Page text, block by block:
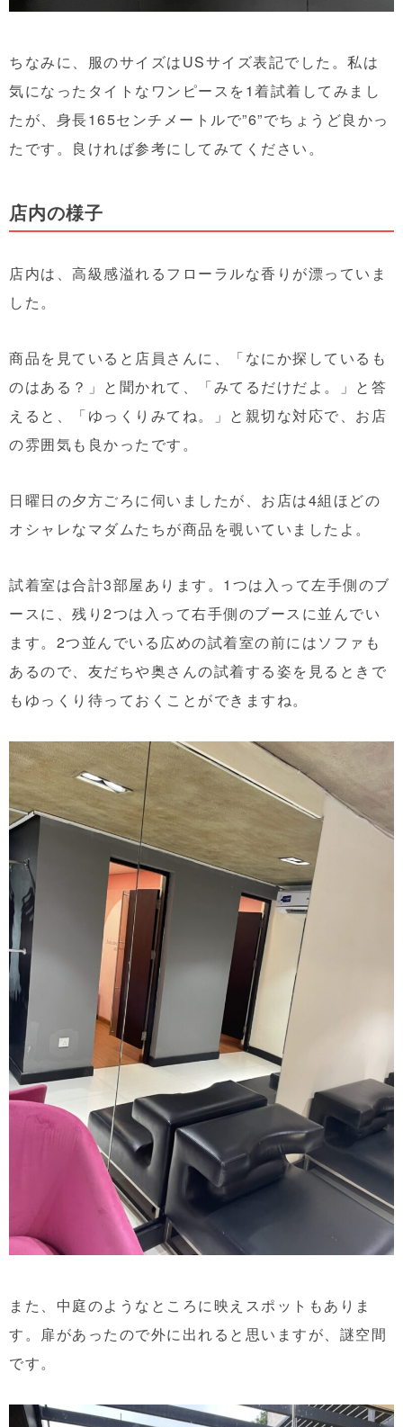
ちなみに、服のサイズはUSサイズ表記でした。私は
気になったタイトなワンピースを1着試着してみまし
たが、身長165センチメートルで”6”でちょうど良かっ
たです。良ければ参考にしてみてください。
店内の様子
店内は、高級感溢れるフローラルな香りが漂っていま
した。
商品を見ていると店員さんに、「なにか探しているも
のはある？」と聞かれて、「みてるだけだよ。」と答
えると、「ゆっくりみてね。」と親切な対応で、お店
の雰囲気も良かったです。
日曜日の夕方ごろに伺いましたが、お店は4組ほどの
オシャレなマダムたちが商品を覗いていましたよ。
試着室は合計3部屋あります。1つは入って左手側のブ
ースに、残り2つは入って右手側のブースに並んでい
ます。2つ並んでいる広めの試着室の前にはソファも
あるので、友だちや奥さんの試着する姿を見るときで
もゆっくり待っておくことができますね。
また、中庭のようなところに映えスポットもありま
す。扉があったので外に出れると思いますが、謎空間
です。